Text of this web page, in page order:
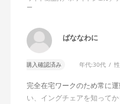
ー
ばななわに
購入確認済み 年代:30代
完全在宅ワークのため常に
い、イングチェアを知って